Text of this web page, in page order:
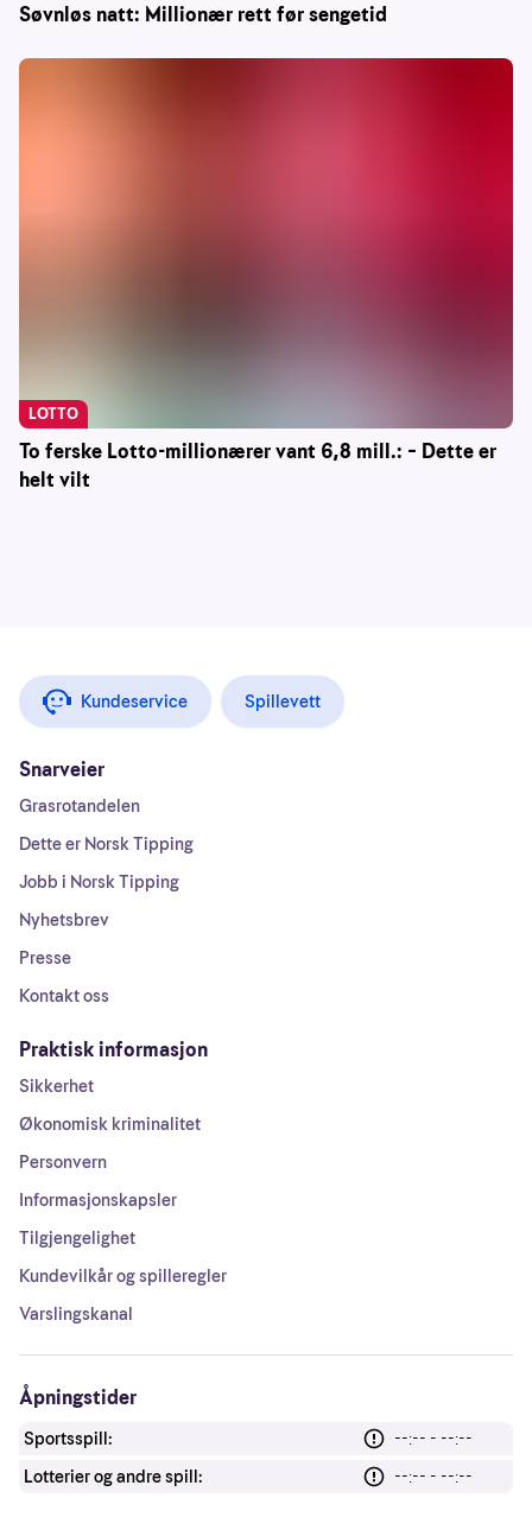
Søvnløs natt: Millionær rett før sengetid
To ferske Lotto-millionærer vant 6,8 mill.: – Dette er
helt vilt
LOTTO
Kundeservice Spillevett
Snarveier
Grasrotandelen
Dette er Norsk Tipping
Jobb i Norsk Tipping
Nyhetsbrev
Presse
Kontakt oss
Praktisk informasjon
Sikkerhet
Økonomisk kriminalitet
Personvern
Informasjonskapsler
Tilgjengelighet
Kundevilkår og spilleregler
Varslingskanal
Åpningstider
Sportsspill:
--:-- - --:--
Lotterier og andre spill:
--:-- - --:--